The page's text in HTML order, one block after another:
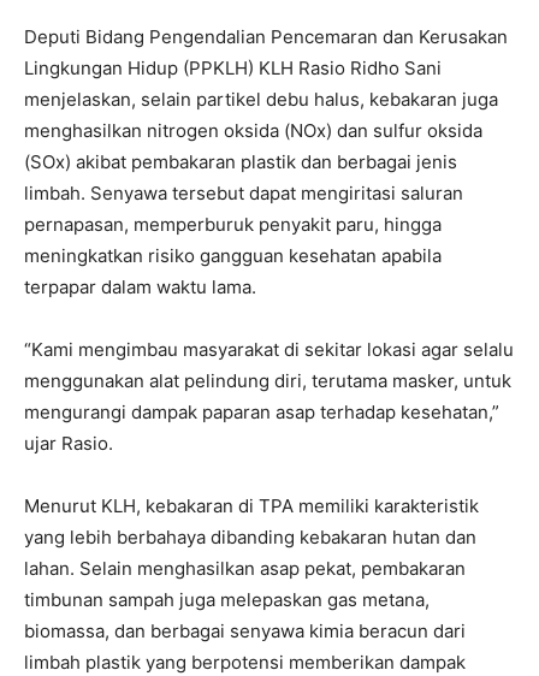
Deputi Bidang Pengendalian Pencemaran dan Kerusakan
Lingkungan Hidup (PPKLH) KLH Rasio Ridho Sani
menjelaskan, selain partikel debu halus, kebakaran juga
menghasilkan nitrogen oksida (NOx) dan sulfur oksida
(SOx) akibat pembakaran plastik dan berbagai jenis
limbah. Senyawa tersebut dapat mengiritasi saluran
pernapasan, memperburuk penyakit paru, hingga
meningkatkan risiko gangguan kesehatan apabila
terpapar dalam waktu lama.
“Kami mengimbau masyarakat di sekitar lokasi agar selalu
menggunakan alat pelindung diri, terutama masker, untuk
mengurangi dampak paparan asap terhadap kesehatan,”
ujar Rasio.
Menurut KLH, kebakaran di TPA memiliki karakteristik
yang lebih berbahaya dibanding kebakaran hutan dan
lahan. Selain menghasilkan asap pekat, pembakaran
timbunan sampah juga melepaskan gas metana,
biomassa, dan berbagai senyawa kimia beracun dari
limbah plastik yang berpotensi memberikan dampak